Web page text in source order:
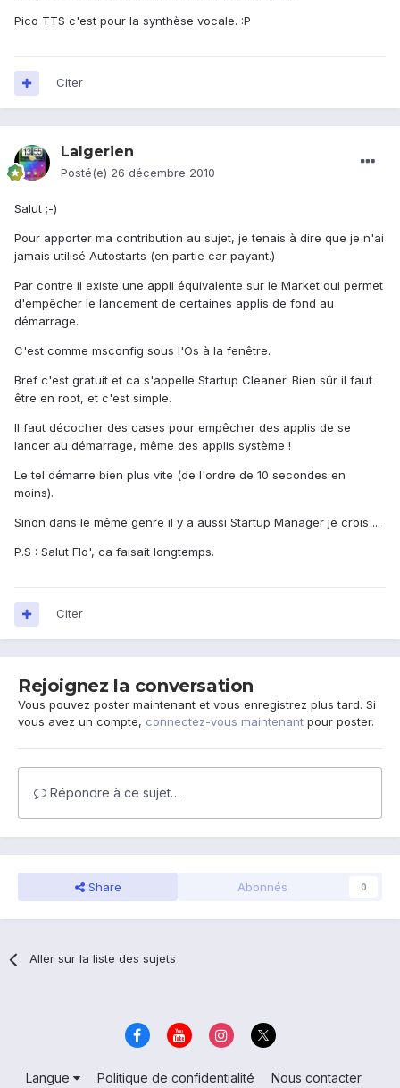
Pico TTS c'est pour la synthèse vocale. :P
Citer
Lalgerien
Posté(e) 26 décembre 2010
Salut ;-)
Pour apporter ma contribution au sujet, je tenais à dire que je n'ai
jamais utilisé Autostarts (en partie car payant.)
Par contre il existe une appli équivalente sur le Market qui permet
d'empêcher le lancement de certaines applis de fond au
démarrage.
C'est comme msconfig sous l'Os à la fenêtre.
Bref c'est gratuit et ca s'appelle Startup Cleaner. Bien sûr il faut
être en root, et c'est simple.
Il faut décocher des cases pour empêcher des applis de se
lancer au démarrage, même des applis système !
Le tel démarre bien plus vite (de l'ordre de 10 secondes en
moins).
Sinon dans le même genre il y a aussi Startup Manager je crois ...
P.S : Salut Flo', ca faisait longtemps.
Citer
Rejoignez la conversation
Vous pouvez poster maintenant et vous enregistrez plus tard. Si
vous avez un compte, connectez-vous maintenant pour poster.
Répondre à ce sujet…
Share Abonnés 0
Aller sur la liste des sujets
Langue Politique de confidentialité Nous contacter